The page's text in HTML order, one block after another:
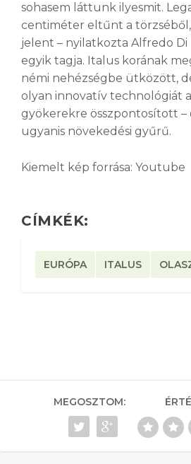
sohasem láttunk ilyesmit.
centiméter eltűnt a törzséből,
jelent – nyilatkozta Alfredo Di
egyik tagja. Italus korának
némi nehézségbe ütközött,
olyan innovatív technológiát
gyökerekre összpontosított –
ugyanis növekedési gyűrű.
Kiemelt kép forrása: Youtube
CÍMKÉK:
EURÓPA ITALUS
MEGOSZTOM: